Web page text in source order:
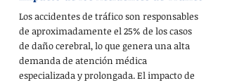
Los accidentes de tráfico son responsables
de aproximadamente el 25% de los casos
de daño cerebral, lo que genera una alta
demanda de atención médica
especializada y prolongada. El impacto de